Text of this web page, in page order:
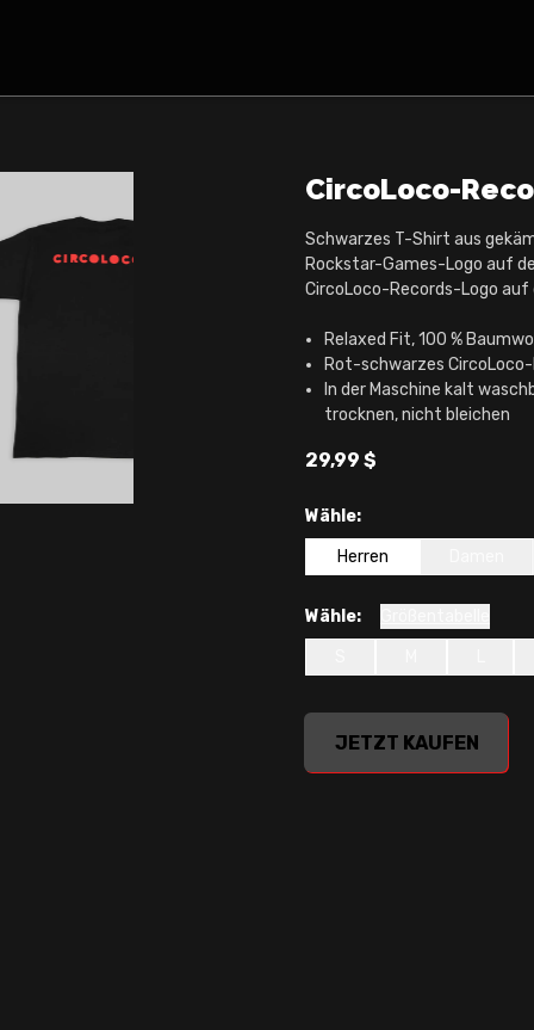
CircoLoco-
Schwarzes T-Shirt aus
Rockstar-Games-Logo auf
CircoLoco-Records-Logo auf
Relaxed Fit, 100 %
Rot-schwarzes
In der Maschine kalt
trocknen, nicht bleichen
29,99 $
Wähle:
Herren
Wähle:
JETZT KAUFEN